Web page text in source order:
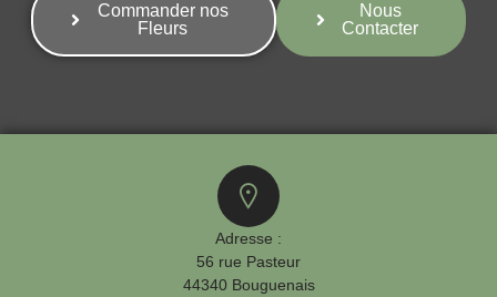
Commander nos
Fleurs
Nous
Contacter
Adresse :
56 rue Pasteur
44340 Bouguenais